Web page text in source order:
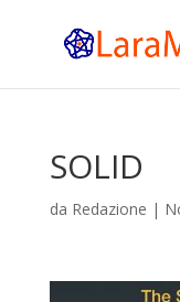
SOLID
da Redazione |